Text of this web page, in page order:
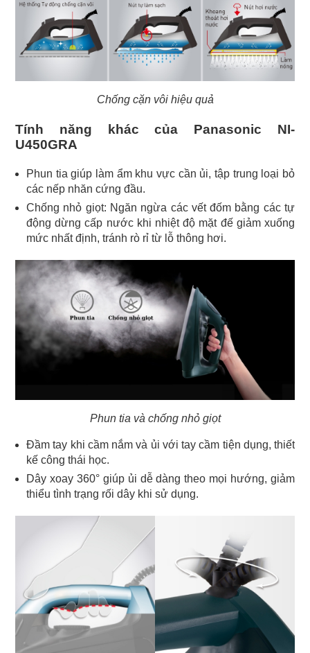
Chống cặn vôi hiệu quả
Tính năng khác của Panasonic NI-
U450GRA
Phun tia giúp làm ẩm khu vực cần ủi, tập trung loại bỏ
các nếp nhăn cứng đầu.
Chống nhỏ giọt: Ngăn ngừa các vết đốm bằng các tự
động dừng cấp nước khi nhiệt độ mặt đế giảm xuống
mức nhất định, tránh rò rỉ từ lỗ thông hơi.
Phun tia và chống nhỏ giọt
Đầm tay khi cầm nắm và ủi với tay cầm tiện dụng, thiết
kế công thái học.
Dây xoay 360° giúp ủi dễ dàng theo mọi hướng, giảm
thiểu tình trạng rối dây khi sử dụng.